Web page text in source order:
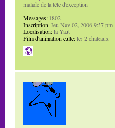
malade de la tête d'exception
Messages: 1802
Inscription:Jeu Nov 02, 2006 9:57 pm
Localisation:la Yaut
Film d'animation culte:les 2 chateaux